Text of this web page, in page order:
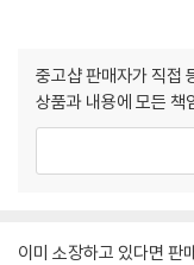
중고샵 판매자가 직접
상품과 내용에 모든 책
이미 소장하고 있다면 판